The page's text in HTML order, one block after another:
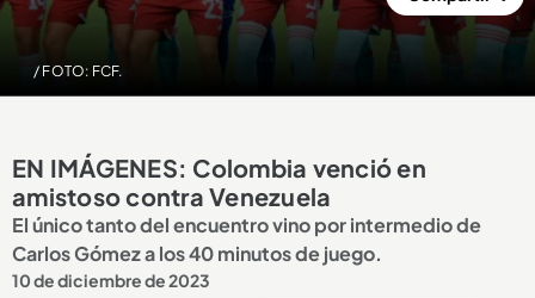
/ FOTO: FCF.
EN IMÁGENES: Colombia venció en
amistoso contra Venezuela
El único tanto del encuentro vino por intermedio de
Carlos Gómez a los 40 minutos de juego.
10 de diciembre de 2023